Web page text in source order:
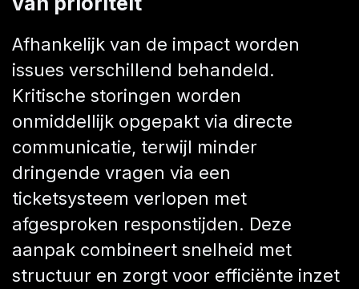
Afhankelijk van de impact worden
issues verschillend behandeld.
Kritische storingen worden
onmiddellijk opgepakt via directe
communicatie, terwijl minder
dringende vragen via een
ticketsysteem verlopen met
afgesproken responstijden. Deze
aanpak combineert snelheid met
structuur en zorgt voor efficiënte inzet